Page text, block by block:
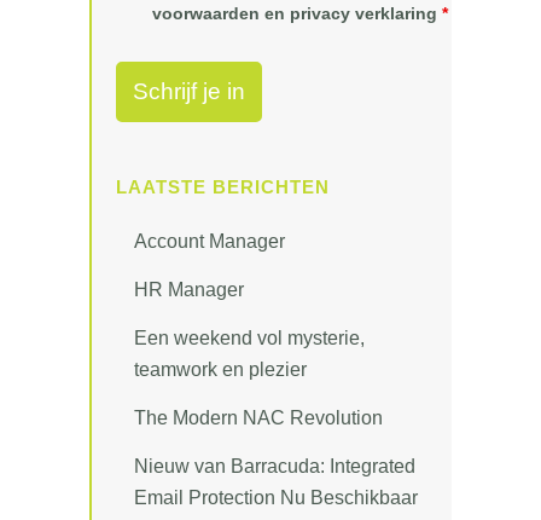
voorwaarden en privacy verklaring *
LAATSTE BERICHTEN
Account Manager
HR Manager
Een weekend vol mysterie,
teamwork en plezier
The Modern NAC Revolution
Nieuw van Barracuda: Integrated
Email Protection Nu Beschikbaar